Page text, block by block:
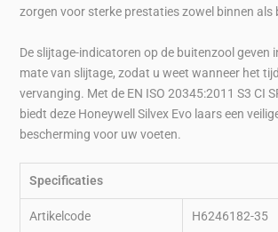
zorgen voor sterke prestaties zowel binnen als
De slijtage-indicatoren op de buitenzool geven
mate van slijtage, zodat u weet wanneer het
vervanging. Met de EN ISO 20345:2011 S3 CI
biedt deze Honeywell Silvex Evo laars een
bescherming voor uw voeten.
Specificaties
Artikelcode H6246182-35